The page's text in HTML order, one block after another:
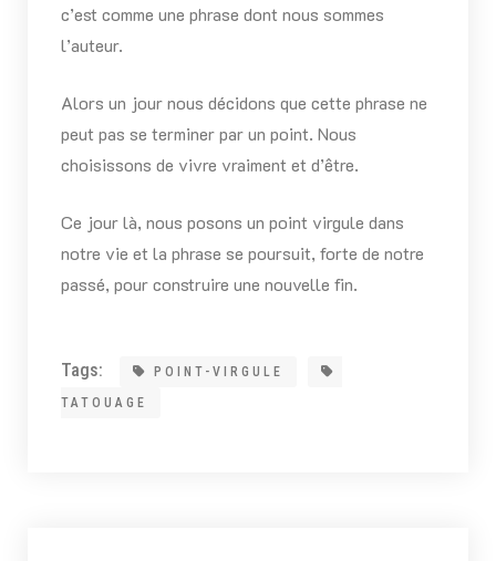
c’est comme une phrase dont nous sommes
l’auteur.
Alors un jour nous décidons que cette phrase ne
peut pas se terminer par un point. Nous
choisissons de vivre vraiment et d’être.
Ce jour là, nous posons un point virgule dans
notre vie et la phrase se poursuit, forte de notre
passé, pour construire une nouvelle fin.
Tags:
POINT-VIRGULE
TATOUAGE